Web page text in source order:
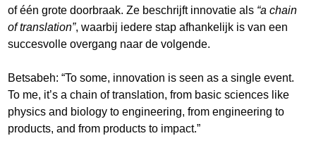
of één grote doorbraak. Ze beschrijft innovatie als “a chain
of translation”, waarbij iedere stap afhankelijk is van een
succesvolle overgang naar de volgende.
Betsabeh: “To some, innovation is seen as a single event.
To me, it’s a chain of translation, from basic sciences like
physics and biology to engineering, from engineering to
products, and from products to impact.”